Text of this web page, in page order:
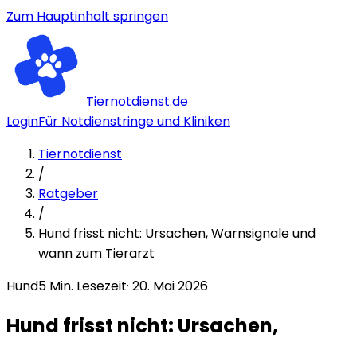
Zum Hauptinhalt springen
Tiernotdienst.de
LoginFür Notdienstringe und Kliniken
Tiernotdienst
/
Ratgeber
/
Hund frisst nicht: Ursachen, Warnsignale und
wann zum Tierarzt
Hund5 Min. Lesezeit· 20. Mai 2026
Hund frisst nicht: Ursachen,